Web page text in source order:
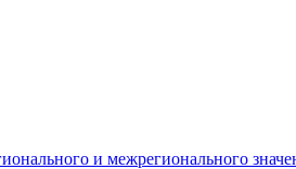
и межрегионального